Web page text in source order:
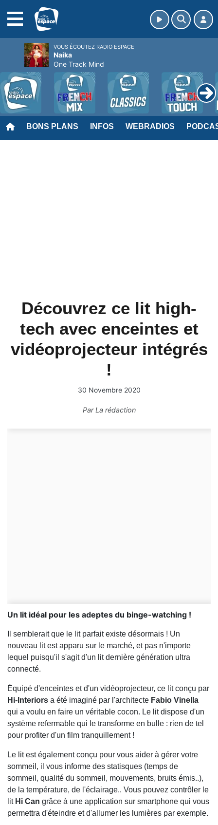
BONS PLANS INFOS WEBRADIOS
Découvrez ce lit high-
tech avec enceintes et
vidéoprojecteur intégrés
!
30 Novembre 2020
ParLa rédaction
Un lit idéal pour les adeptes du binge-watching !
Il semblerait que le lit parfait existe désormais ! Un
nouveau lit est apparu sur le marché, et pas n'importe
lequel puisqu'il s'agit d'un lit dernière génération ultra
connecté.
Équipé d'enceintes et d'un vidéoprojecteur, ce lit conçu par
Hi-Interiors a été imaginé par l'architecte Fabio Vinella
qui a voulu en faire un véritable cocon. Le lit dispose d'un
système refermable qui le transforme en bulle : rien de tel
pour profiter d'un film tranquillement !
Le lit est également conçu pour vous aider à gérer votre
sommeil, il vous informe des statisques (temps de
sommeil, qualité du sommeil, mouvements, bruits émis..),
de la température, de l'éclairage.. Vous pouvez contrôler le
lit Hi Can grâce à une application sur smartphone qui vous
permettra d'éteindre et d'allumer les lumières par exemple.
VOUS ÉCOUTEZ RADIO ESPACE
Naika
One Track Mind